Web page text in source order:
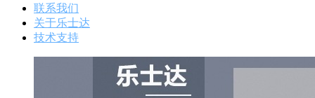
联系我们
关于乐士达
技术支持